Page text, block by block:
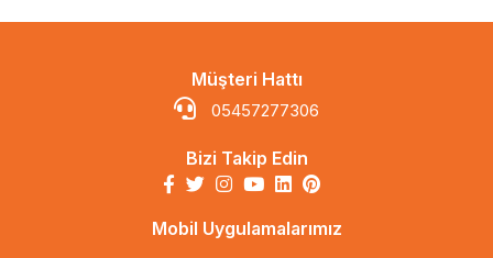
Müşteri Hattı
05457277306
Bizi Takip Edin
Mobil Uygulamalarımız